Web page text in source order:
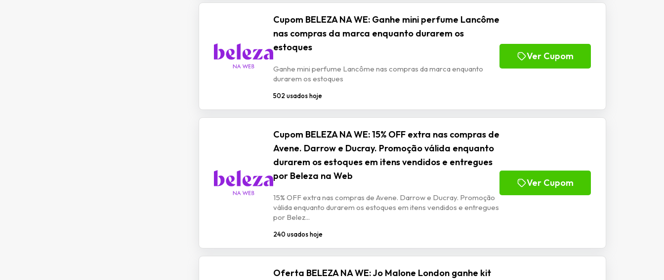
Cupom BELEZA NA WE: Ganhe mini perfume Lancôme
nas compras da marca enquanto durarem os
estoques
Ganhe mini perfume Lancôme nas compras da marca enquanto
durarem os estoques
502 usados hoje
Ver Cupom
Cupom BELEZA NA WE: 15% OFF extra nas compras de
Avene. Darrow e Ducray. Promoção válida enquanto
durarem os estoques em itens vendidos e entregues
por Beleza na Web
15% OFF extra nas compras de Avene. Darrow e Ducray. Promoção
válida enquanto durarem os estoques em itens vendidos e entregues
por Belez...
240 usados hoje
Ver Cupom
Oferta BELEZA NA WE: Jo Malone London ganhe kit